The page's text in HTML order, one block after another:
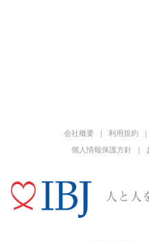
会社概要 利用規約
個人情報保護方針